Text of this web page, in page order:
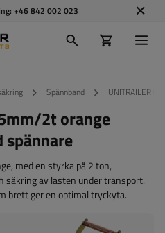
+46 842 002 023
Spännband UNITRAILER
2t orange
med en styrka på 2 ton,
av lasten under transport.
brett ger en optimal tryckyta.